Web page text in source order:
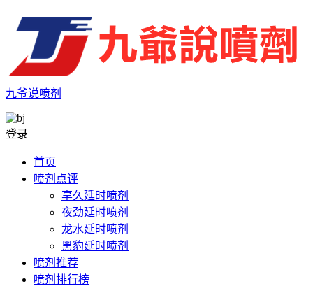
九爷说喷剂
登录
首页
喷剂点评
享久延时喷剂
夜劲延时喷剂
龙水延时喷剂
黑豹延时喷剂
喷剂推荐
喷剂排行榜